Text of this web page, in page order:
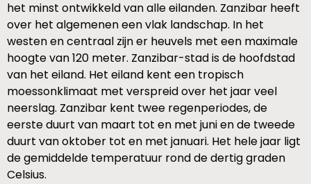
het minst ontwikkeld van alle eilanden. Zanzibar heeft
over het algemenen een vlak landschap. In het
westen en centraal zijn er heuvels met een maximale
hoogte van 120 meter. Zanzibar-stad is de hoofdstad
van het eiland. Het eiland kent een tropisch
moessonklimaat met verspreid over het jaar veel
neerslag. Zanzibar kent twee regenperiodes, de
eerste duurt van maart tot en met juni en de tweede
duurt van oktober tot en met januari. Het hele jaar ligt
de gemiddelde temperatuur rond de dertig graden
Celsius.